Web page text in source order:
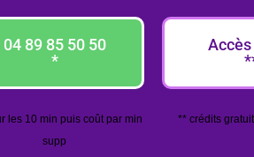
04 89 85 50 50
*
les 10 min puis coût par min
supp
** crédits